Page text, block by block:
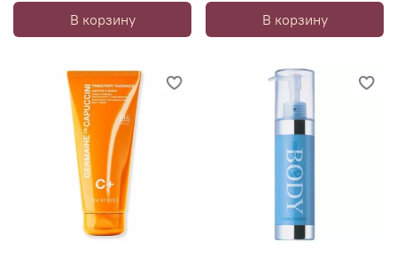
В корзину В корзину